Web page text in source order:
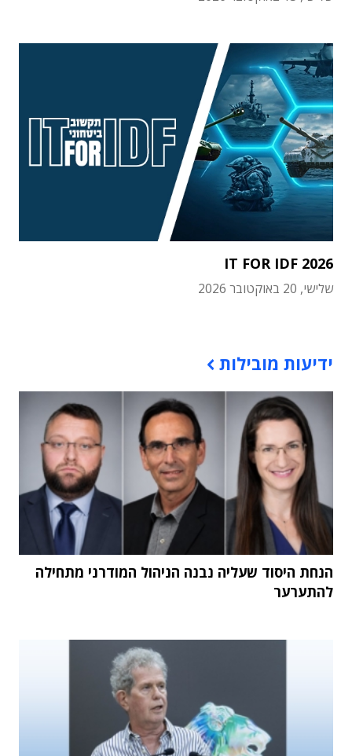
IT FOR IDF 2026
שלישי, 20 באוקטובר 2026
ידיעות מובילות
הנחת היסוד שעליה נבנה הניהול המודרני מתחילה
להתערער